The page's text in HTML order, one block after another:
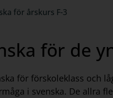
för årskurs F-3
för de
för förskoleklass och
i svenska. De allra